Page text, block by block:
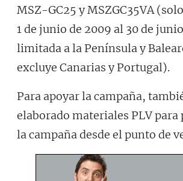
MSZ-GC25 y MSZGC35VA
1 de junio de 2009 al 30 de
limitada a la Península y
excluye Canarias y Portugal).
Para apoyar la campaña,
elaborado materiales PLV
la campaña desde el punto de